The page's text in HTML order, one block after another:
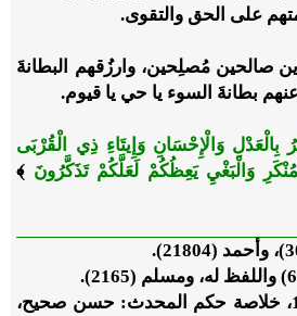
على الحق والتقوى.
صالحين مُصلِحين، وارزُقهم البطانةَ
عنهم بطانةَ السوء يا حي يا قيوم.
بِالْعَدْلِ وَالْإِحْسَانِ وَإِيتَاءِ ذِي الْقُرْبَى
وَالْبَغْيِ يَعِظُكُمْ لَعَلَّكُمْ تَذَكَّرُونَ ﴾
حسنه الألباني: 1608، خلاصة حكم المحدث: حسن صحيح،